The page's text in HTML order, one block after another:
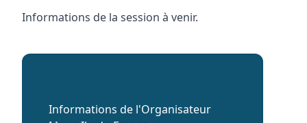
Informations de la session à venir.
Informations de l'Organisateur